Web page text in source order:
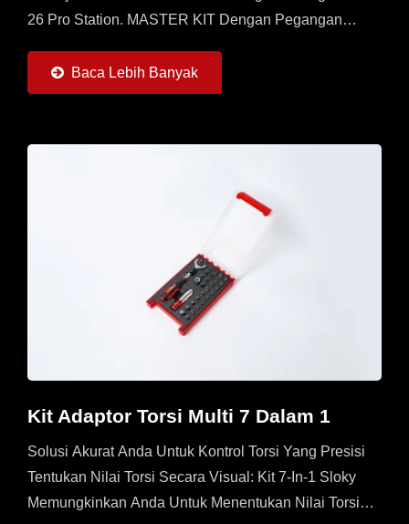
26 Pro Station. MASTER KIT Dengan Pegangan
(0,6 ~ 6Nm)...Baca Lebih Banyak
Kit Adaptor Torsi Multi 7 Dalam 1
Solusi Akurat Anda Untuk Kontrol Torsi Yang Presisi
Tentukan Nilai Torsi Secara Visual: Kit 7-In-1 Sloky
Memungkinkan Anda Untuk Menentukan Nilai Torsi